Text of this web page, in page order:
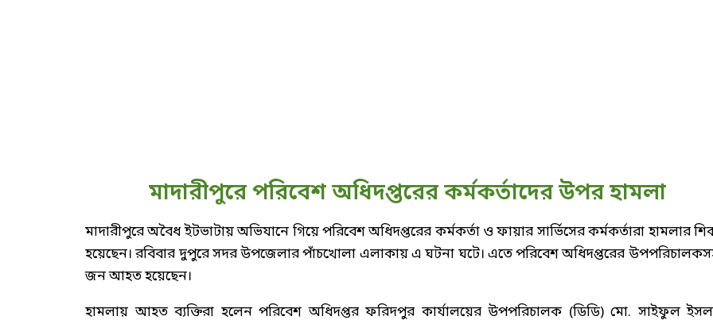
মাদারীপুরে পরিবেশ অধিদপ্তরের কর্মকর্তাদের উপর হামলা
মাদারীপুরে অবৈধ ইটভাটায় অভিযানে গিয়ে পরিবেশ অধিদপ্তরের কর্মকর্তা ও ফায়ার সার্ভিসের কর্মকর্তারা হামলার
হয়েছেন। রবিবার দুপুরে সদর উপজেলার পাঁচখোলা এলাকায় এ ঘটনা ঘটে। এতে পরিবেশ অধিদপ্তরের
জন আহত হয়েছেন।
হামলায় আহত ব্যক্তিরা হলেন পরিবেশ অধিদপ্তর ফরিদপুর কার্যালয়ের উপপরিচালক (ডিডি) মো. সাইফুল